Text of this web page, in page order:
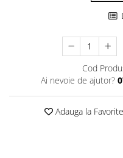
Cod
Ai nevoie de ajutor?
Adauga la Favorite